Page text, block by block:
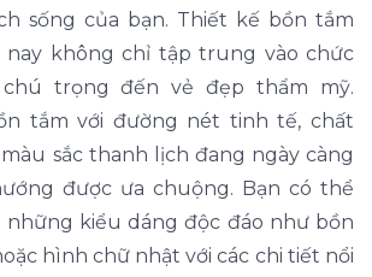
sống của bạn. Thiết kế bồn tắm
nay không chỉ tập trung vào chức
trọng đến vẻ đẹp thẩm mỹ.
tắm với đường nét tinh tế, chất
màu sắc thanh lịch đang ngày càng
được ưa chuộng. Bạn có thể
kiểu dáng độc đáo như bồn
hình chữ nhật với các chi tiết nổi